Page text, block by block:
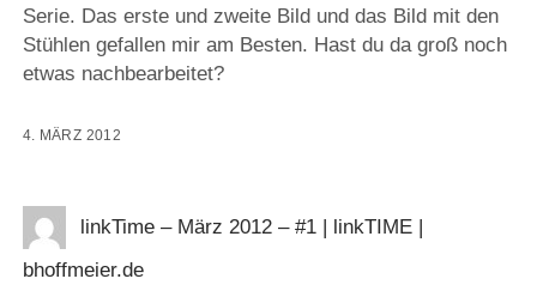
Serie. Das erste und zweite Bild und das Bild mit den
Stühlen gefallen mir am Besten. Hast du da groß noch
etwas nachbearbeitet?
4. MÄRZ 2012
linkTime – März 2012 – #1 | linkTIME |
bhoffmeier.de